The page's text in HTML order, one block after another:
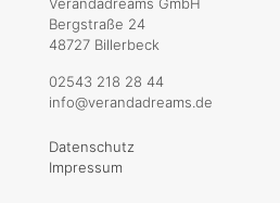
Bergstraße 24
48727 Billerbeck
02543 218 28 44
info@verandadreams.de
Datenschutz
Impressum